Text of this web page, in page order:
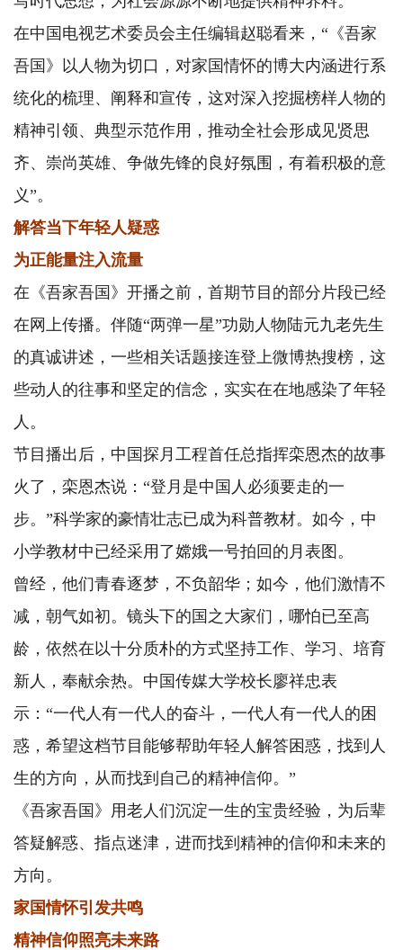
在中国电视艺术委员会主任编辑赵聪看来，“《吾家
吾国》以人物为切口，对家国情怀的博大内涵进行系
统化的梳理、阐释和宣传，这对深入挖掘榜样人物的
精神引领、典型示范作用，推动全社会形成见贤思
齐、崇尚英雄、争做先锋的良好氛围，有着积极的意
义”。
解答当下年轻人疑惑
为正能量注入流量
在《吾家吾国》开播之前，首期节目的部分片段已经
在网上传播。伴随“两弹一星”功勋人物陆元九老先生
的真诚讲述，一些相关话题接连登上微博热搜榜，这
些动人的往事和坚定的信念，实实在在地感染了年轻
人。
节目播出后，中国探月工程首任总指挥栾恩杰的故事
火了，栾恩杰说：“登月是中国人必须要走的一
步。”科学家的豪情壮志已成为科普教材。如今，中
小学教材中已经采用了嫦娥一号拍回的月表图。
曾经，他们青春逐梦，不负韶华；如今，他们激情不
减，朝气如初。镜头下的国之大家们，哪怕已至高
龄，依然在以十分质朴的方式坚持工作、学习、培育
新人，奉献余热。中国传媒大学校长廖祥忠表
示：“一代人有一代人的奋斗，一代人有一代人的困
惑，希望这档节目能够帮助年轻人解答困惑，找到人
生的方向，从而找到自己的精神信仰。”
《吾家吾国》用老人们沉淀一生的宝贵经验，为后辈
答疑解惑、指点迷津，进而找到精神的信仰和未来的
方向。
家国情怀引发共鸣
精神信仰照亮未来路